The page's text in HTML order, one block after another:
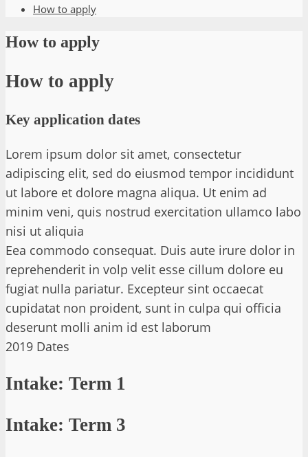
How to apply
How to apply
How to apply
Key application dates
Lorem ipsum dolor sit amet, consectetur
adipiscing elit, sed do eiusmod tempor incididunt
ut labore et dolore magna aliqua. Ut enim ad
minim veni, quis nostrud exercitation ullamco labo
nisi ut aliquia
Eea commodo consequat. Duis aute irure dolor in
reprehenderit in volp velit esse cillum dolore eu
fugiat nulla pariatur. Excepteur sint occaecat
cupidatat non proident, sunt in culpa qui officia
deserunt molli anim id est laborum
2019 Dates
Intake: Term 1
Intake: Term 3